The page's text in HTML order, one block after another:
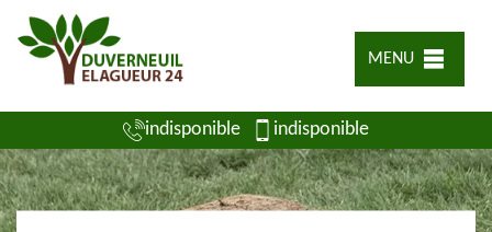
MENU
indisponible indisponible